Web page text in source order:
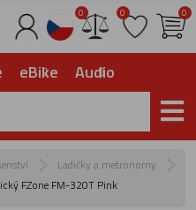
0 0 0
eBike Audio
Ladičky a metronomy
FZone FM-320T Pink